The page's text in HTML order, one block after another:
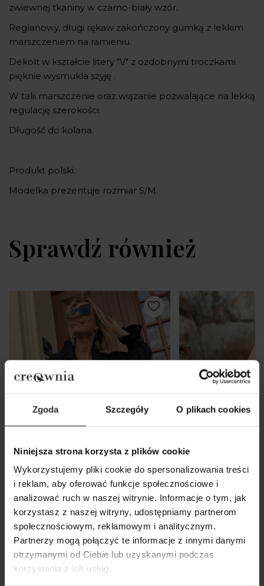
Zgoda Szczegóły O plikach cookies
Niniejsza strona korzysta z plików cookie
Wykorzystujemy pliki cookie do spersonalizowania treści
i reklam, aby oferować funkcje społecznościowe i
analizować ruch w naszej witrynie. Informacje o tym, jak
korzystasz z naszej witryny, udostępniamy partnerom
społecznościowym, reklamowym i analitycznym.
Partnerzy mogą połączyć te informacje z innymi danymi
otrzymanymi od Ciebie lub uzyskanymi podczas
korzystania z ich usług.
zwiewnej tkaniny w czarno-biały wzór.
Reglanowy, długi rękaw zakończony gumką z lekkim
marszczeniem na ramieniu.
Dekolt w kształcie litery "V" z ozdobnymi troczkami
pięknie wysmukla szyję .
W talii marszczenie oraz wiązanie pozwalające na lekką
regulację szerokości.
Długość do kolana.
Produkt polski.
Modelka prezentuje rozmiar S/M.
Sprawdź również
Czarny Płaszcz krótki z
kimonowym rękawem i
zapięciem na guziki Creo Black
One Size
Żakiet Cassie
669,00 zł